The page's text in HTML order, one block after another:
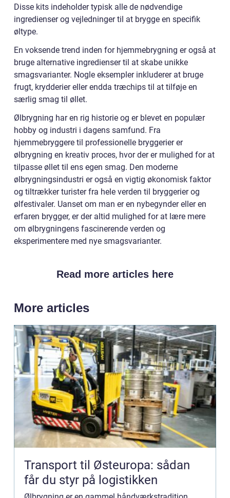
Disse kits indeholder typisk alle de nødvendige
ingredienser og vejledninger til at brygge en specifik
øltype.
En voksende trend inden for hjemmebrygning er også at
bruge alternative ingredienser til at skabe unikke
smagsvarianter. Nogle eksempler inkluderer at bruge
frugt, krydderier eller endda træchips til at tilføje en
særlig smag til øllet.
Ølbrygning har en rig historie og er blevet en populær
hobby og industri i dagens samfund. Fra
hjemmebryggere til professionelle bryggerier er
ølbrygning en kreativ proces, hvor der er mulighed for at
tilpasse øllet til ens egen smag. Den moderne
ølbrygningsindustri er også en vigtig økonomisk faktor
og tiltrækker turister fra hele verden til bryggerier og
ølfestivaler. Uanset om man er en nybegynder eller en
erfaren brygger, er der altid mulighed for at lære mere
om ølbrygningens fascinerende verden og
eksperimentere med nye smagsvarianter.
Read more articles here
More articles
Transport til Østeuropa: sådan
får du styr på logistikken